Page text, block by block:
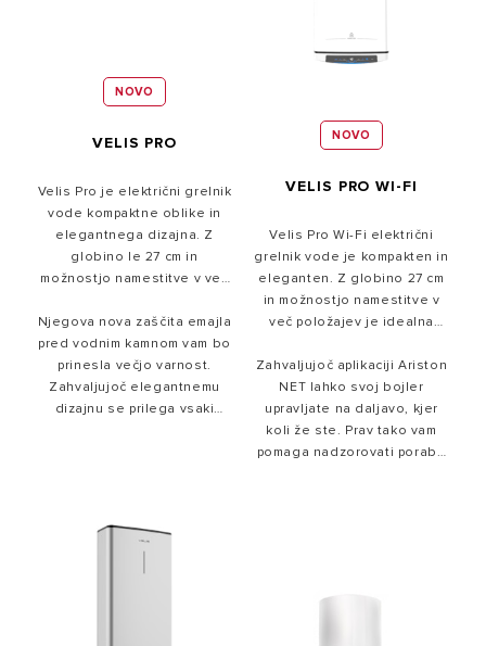
NOVO
VELIS PRO
Velis Pro je električni grelnik
vode kompaktne oblike in
elegantnega dizajna. Z
globino le 27 cm in
možnostjo namestitve v več
za postavitev v ozek prostor.
Njegova nova zaščita emajla
pred vodnim kamnom vam bo
prinesla večjo varnost.
Zahvaljujoč elegantnemu
dizajnu se prilega vsaki
NOVO
VELIS PRO WI-FI
Velis Pro Wi-Fi električni
grelnik vode je kompakten in
eleganten. Z globino 27 cm
in možnostjo namestitve v
več položajev je idealna
Njegova inovativna zaščita
pred vodnim kamnom
zagotavlja stalno
brezskrbnost.
Zahvaljujoč aplikaciji Ariston
NET lahko svoj bojler
upravljate na daljavo, kjer
koli že ste. Prav tako vam
pomaga nadzorovati porabo